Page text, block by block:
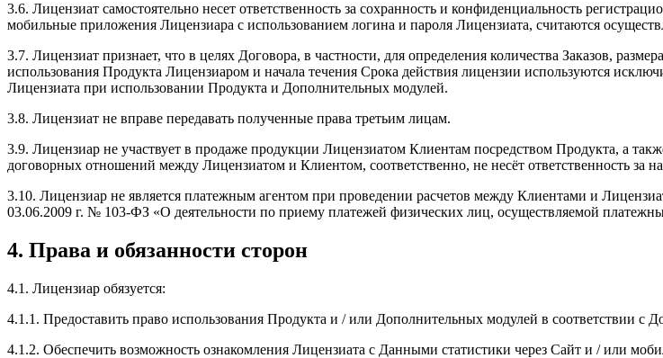
3.6. Лицензиат самостоятельно несет ответственность за сохранность и конфиденциальность
мобильные приложения Лицензиара с использованием логина и пароля Лицензиата, считаются
3.7. Лицензиат признает, что в целях Договора, в частности, для определения количества Заказов,
использования Продукта Лицензиаром и начала течения Срока действия лицензии используются
Лицензиата при использовании Продукта и Дополнительных модулей.
3.8. Лицензиат не вправе передавать полученные права третьим лицам.
3.9. Лицензиар не участвует в продаже продукции Лицензиатом Клиентам посредством Продукта, а
договорных отношений между Лицензиатом и Клиентом, соответственно, не несёт ответственность за
3.10. Лицензиар не является платежным агентом при проведении расчетов между Клиентами и
03.06.2009 г. № 103-ФЗ «О деятельности по приему платежей физических лиц, осуществляемой
4. Права и обязанности сторон
4.1. Лицензиар обязуется:
4.1.1. Предоставить право использования Продукта и / или Дополнительных модулей в соответствии с
4.1.2. Обеспечить возможность ознакомления Лицензиата с Данными статистики через Сайт и / или